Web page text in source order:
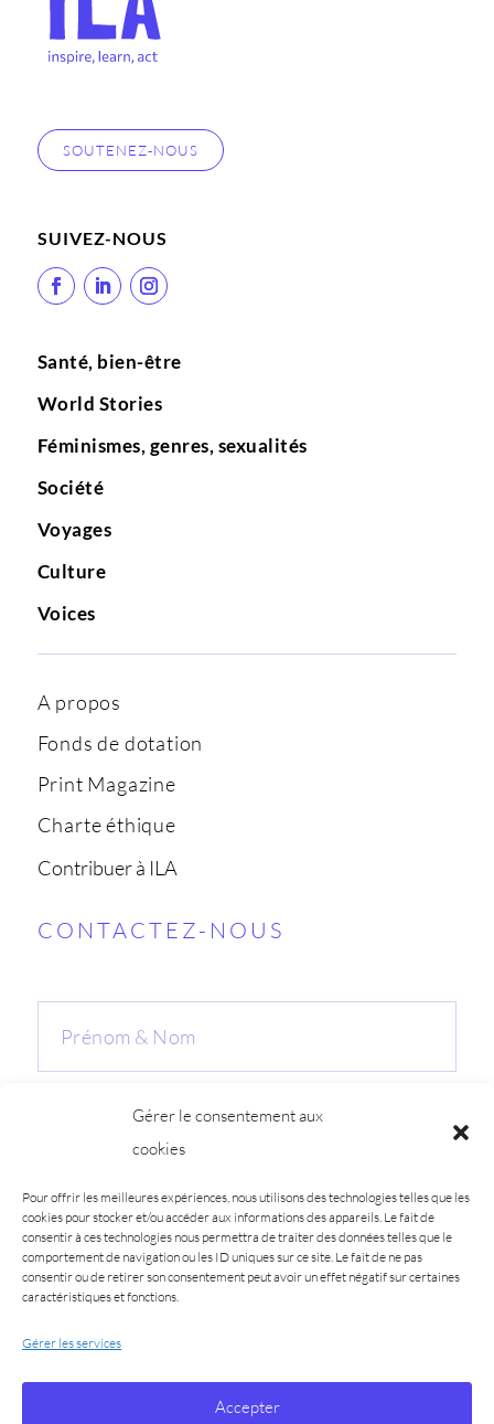
Gérer le consentement aux
cookies
Pour offrir les meilleures expériences, nous utilisons des technologies telles que les
cookies pour stocker et/ou accéder aux informations des appareils. Le fait de
consentir à ces technologies nous permettra de traiter des données telles que le
comportement de navigation ou les ID uniques sur ce site. Le fait de ne pas
consentir ou de retirer son consentement peut avoir un effet négatif sur certaines
caractéristiques et fonctions.
Gérer les services
Accepter
SOUTENEZ-NOUS
SUIVEZ-NOUS
Santé, bien-être
World Stories
Féminismes, genres, sexualités
Société
Voyages
Culture
Voices
A propos
Fonds de dotation
Print Magazine
Charte éthique
Contribuer à ILA
CONTACTEZ-NOUS